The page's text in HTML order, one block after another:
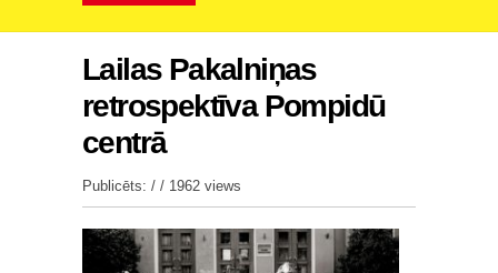
Lailas Pakalniņas
retrospektīva Pompidū
centrā
Publicēts: / / 1962 views